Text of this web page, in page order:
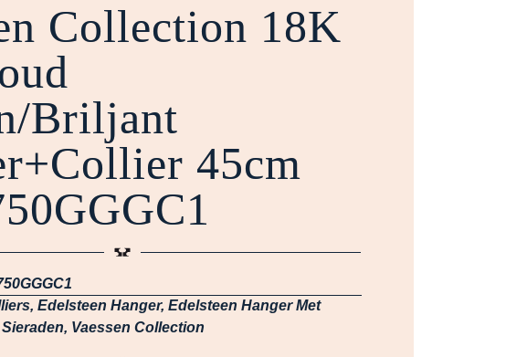
Collection 18K
Briljant
45cm
, Edelsteen Hanger, Edelsteen Hanger Met
Sieraden, Vaessen Collection